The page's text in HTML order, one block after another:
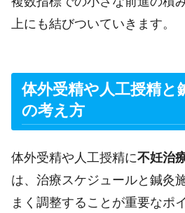
上にも結びついていきます。
体外受精や人工授精と
の考え方
体外受精や人工授精に不妊治
は、治療スケジュールと鍼灸
まく調整することが重要なポ